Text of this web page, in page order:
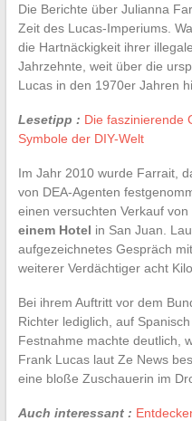
Die Berichte über Julianna
Zeit des Lucas-Imperiums.
die Hartnäckigkeit ihrer
Jahrzehnte, weit über die
Lucas in den 1970er Jahren
Lesetipp : Die faszinierende
Symbole der DIY-Welt
Im Jahr 2010 wurde Farrait,
von DEA-Agenten
einen versuchten Verkauf von
einem Hotel in San Juan.
aufgezeichnetes Gespräch
weiterer Verdächtiger acht
Bei ihrem Auftritt vor dem
Richter lediglich, auf
Festnahme machte deutlich,
Frank Lucas laut Ze News
eine bloße Zuschauerin im
Auch interessant :